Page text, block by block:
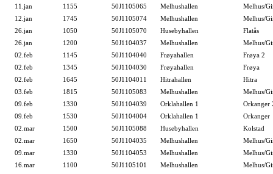
11.jan
1155 50J1105065 Melhushallen
Melhus/
12.jan
1745 50J1105074 Melhushallen
Melhus/
26.jan
1050 50J1105070 Husebyhallen
Flatås
26.jan
1200 50J1104037 Melhushallen
Melhus/
02.feb
1145 50J1104040 Frøyahallen
Frøya 2
02.feb
1345 50J1104030 Frøyahallen
Frøya
02.feb
1645 50J1104011 Hitrahallen
Hitra
03.feb
1815 50J1105083 Melhushallen
Melhus/
09.feb
1330 50J1104039 Orklahallen 1
Orkanger
09.feb
1530 50J1104004 Orklahallen 1
Orkanger
02.mar
1500 50J1105088 Husebyhallen
Kolstad
02.mar
1650 50J1104035 Melhushallen
Melhus/
09.mar
1330 50J1104053 Melhushallen
Melhus/
16.mar
1100 50J1105101 Melhushallen
Melhus/